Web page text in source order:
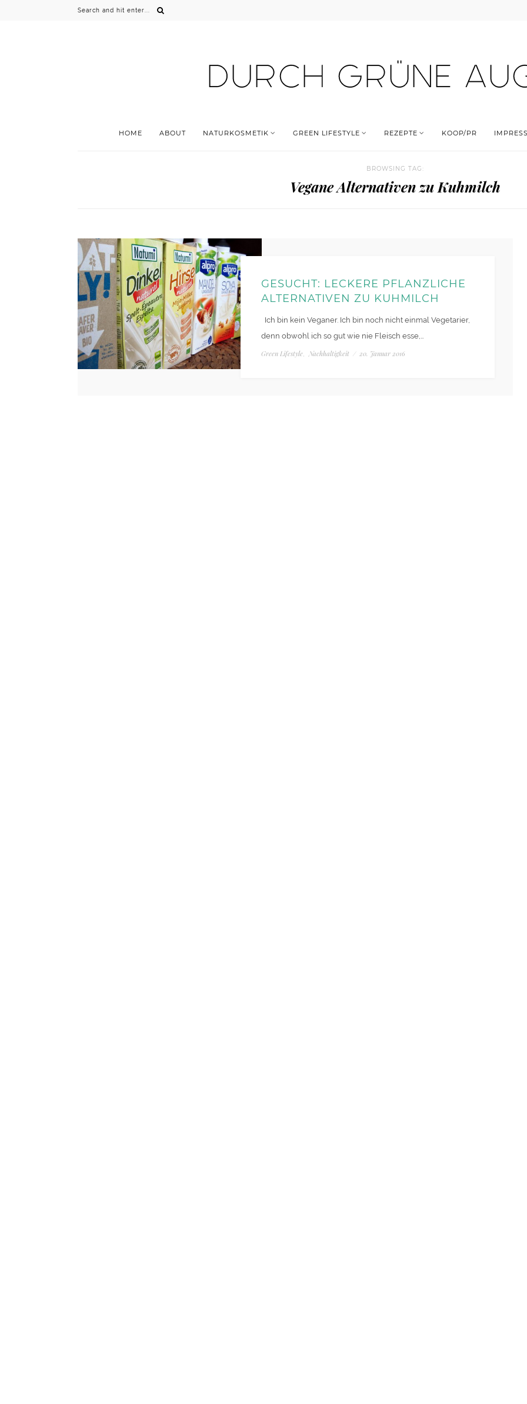
HOME ABOUT NATURKOSMETIK GREEN LIFESTYLE REZEPTE KOOP/PR
BROWSING TAG:
Vegane Alternativen zu Kuhmilch
GESUCHT: LECKERE PFLANZLICHE
ALTERNATIVEN ZU KUHMILCH
Ich bin kein Veganer. Ich bin noch nicht einmal Vegetarier,
denn obwohl ich so gut wie nie Fleisch esse,…
Green Lifestyle, Nachhaltigkeit / 20. Januar 2016